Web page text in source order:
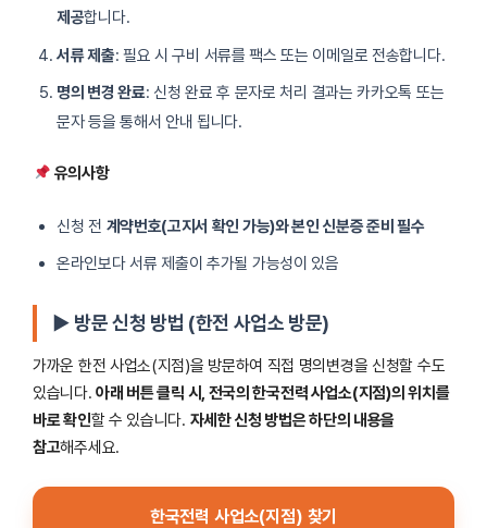
제공합니다.
서류 제출: 필요 시 구비 서류를 팩스 또는 이메일로 전송합니다.
명의 변경 완료: 신청 완료 후 문자로 처리 결과는 카카오톡 또는
문자 등을 통해서 안내 됩니다.
유의사항
신청 전 계약번호(고지서 확인 가능)와 본인 신분증 준비 필수
온라인보다 서류 제출이 추가될 가능성이 있음
▶ 방문 신청 방법 (한전 사업소 방문)
가까운 한전 사업소(지점)을 방문하여 직접 명의변경을 신청할 수도
있습니다.아래 버튼 클릭 시, 전국의 한국전력 사업소(지점)의 위치를
바로 확인할 수 있습니다. 자세한 신청 방법은 하단의 내용을
참고해주세요.
한국전력 사업소(지점) 찾기